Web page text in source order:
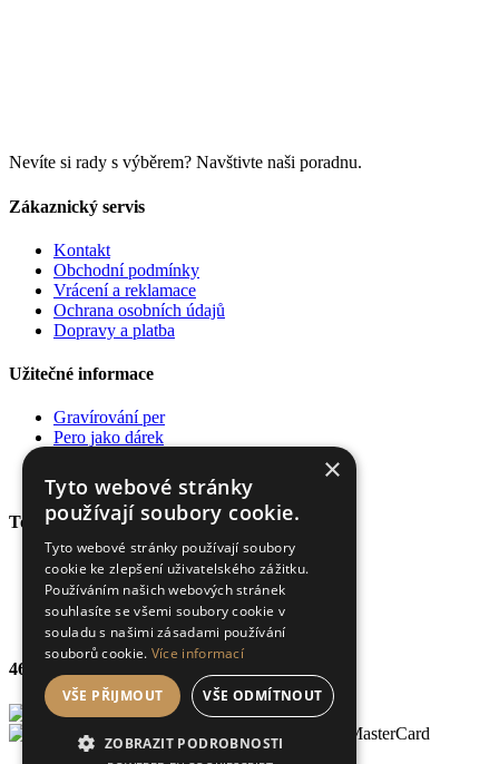
Nevíte si rady s výběrem? Navštivte naši poradnu.
Zákaznický servis
Kontakt
Obchodní podmínky
Vrácení a reklamace
Ochrana osobních údajů
Dopravy a platba
Užitečné informace
Gravírování per
Pero jako dárek
Pro firmy
Top kategorie
Plnící pera
Kuličková pera
Rollery
Diáře a zápisníky
469 výdejních míst
×
Tyto webové stránky
používají soubory cookie.
Tyto webové stránky používají soubory
cookie ke zlepšení uživatelského zážitku.
Používáním našich webových stránek
souhlasíte se všemi soubory cookie v
souladu s našimi zásadami používání
souborů cookie. Více informací
VŠE PŘIJMOUT VŠE ODMÍTNOUT
ZOBRAZIT PODROBNOSTI